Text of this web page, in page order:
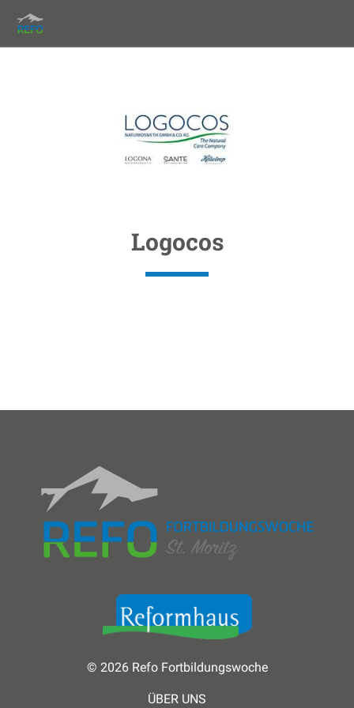
Logocos
© 2026 Refo Fortbildungswoche
ÜBER UNS